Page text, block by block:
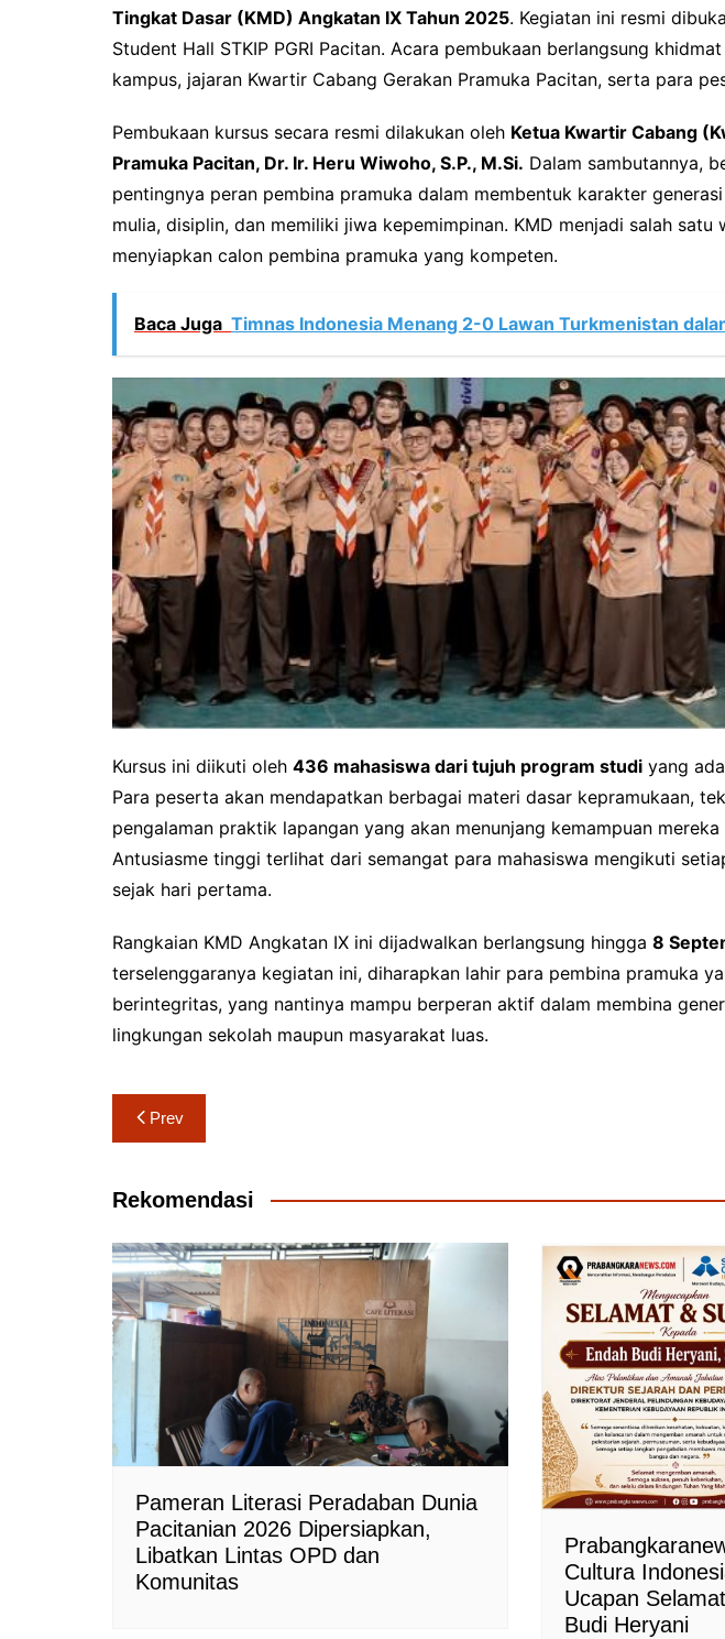
Tingkat Dasar (KMD) Angkatan IX Tahun 2025. Kegiatan ini resmi
Student Hall STKIP PGRI Pacitan. Acara pembukaan berlangsung
kampus, jajaran Kwartir Cabang Gerakan Pramuka Pacitan, serta para
Pembukaan kursus secara resmi dilakukan oleh Ketua Kwartir Cabang
Pramuka Pacitan, Dr. Ir. Heru Wiwoho, S.P., M.Si. Dalam sambutannya,
pentingnya peran pembina pramuka dalam membentuk karakter
mulia, disiplin, dan memiliki jiwa kepemimpinan. KMD menjadi salah satu
menyiapkan calon pembina pramuka yang kompeten.
Baca Juga Timnas Indonesia Menang 2-0 Lawan Turkmenistan
Kursus ini diikuti oleh 436 mahasiswa dari tujuh program studi yang
Para peserta akan mendapatkan berbagai materi dasar kepramukaan,
pengalaman praktik lapangan yang akan menunjang kemampuan
Antusiasme tinggi terlihat dari semangat para mahasiswa mengikuti
sejak hari pertama.
Rangkaian KMD Angkatan IX ini dijadwalkan berlangsung hingga 8
terselenggaranya kegiatan ini, diharapkan lahir para pembina pramuka
berintegritas, yang nantinya mampu berperan aktif dalam membina
lingkungan sekolah maupun masyarakat luas.
Navigasi
pos
Prev
Rekomendasi
Pameran Literasi Peradaban Dunia
Pacitanian 2026 Dipersiapkan,
Libatkan Lintas OPD dan
Komunitas
Cultura
Ucapan
Budi Heryani